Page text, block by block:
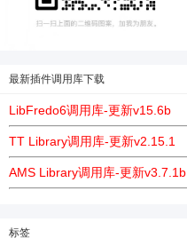
最新插件调用库下载
LibFredo6调用库-更新v15.6b
TT Library调用库-更新v2.15.1
AMS Library调用库-更新v3.7.1b
标签